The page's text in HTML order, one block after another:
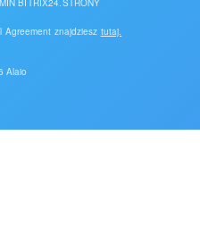
Agreement znajdziesz tutaj.
Alaio